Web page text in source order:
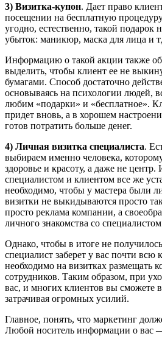
3) Визитка-купон. Дает право
посещении на бесплатную
угодно, естественно, такой подарок
убыток: маникюр, маска для лица и
Информацию о такой акции также
выделить, чтобы клиент ее не
бумагами. Способ достаточно
основываясь на психологии людей,
любим «подарки» и «бесплатное».
придет вновь, а в хорошем
готов потратить больше денег.
4) Личная визитка специалиста.
выбираем именно человека,
здоровье и красоту, а даже не
специалистом и клиентом все же
необходимо, чтобы у мастера были
визитки не выкидываются просто
просто реклама компании, а
личного знакомства со
Однако, чтобы в итоге не
специалист заберет у вас почти всю
необходимо на визитках размещать
сотрудников. Таким образом, при
вас, и многих клиентов вы сможете
затрачивая огромных усилий.
Главное, понять, что маркетинг
Любой носитель информации о вас